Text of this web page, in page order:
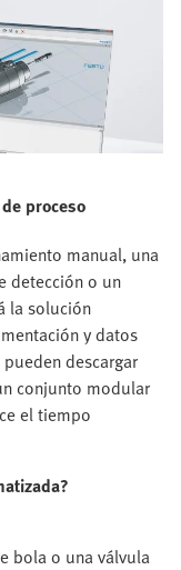
proceso
manual, una
detección o un
la solución
y datos
descargar
conjunto modular
el tiempo
bola o una válvula